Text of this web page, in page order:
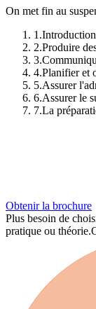
On met fin au
1 .
2.Produire
3.
4.Planifier et
5.Assurer
6.Assurer le
7.La
Obtenir la brochure
Plus besoin de
pratique ou théorie.